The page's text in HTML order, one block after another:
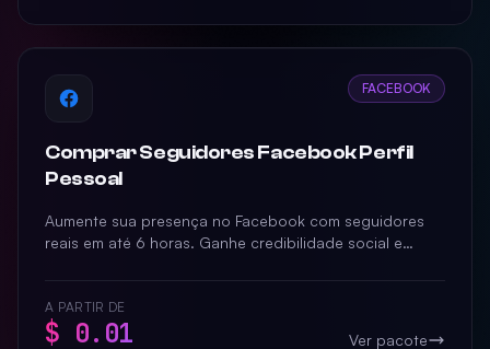
FACEBOOK
Comprar Seguidores Facebook Perfil
Pessoal
Aumente sua presença no Facebook com seguidores
reais em até 6 horas. Ganhe credibilidade social e
A PARTIR DE
$ 0.01 Ver pacote